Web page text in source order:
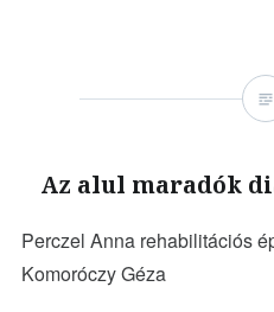
LATHATATLAN.OVAS.HU
Az alul maradók
Perczel Anna rehabilitációs
Komoróczy Géza